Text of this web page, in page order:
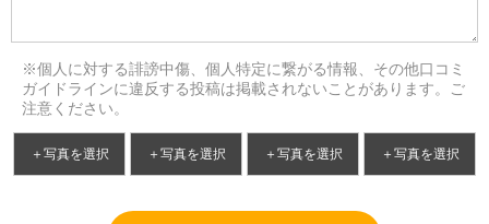
※個人に対する誹謗中傷、個人特定に繋がる情報、その他口コミ
ガイドラインに違反する投稿は掲載されないことがあります。ご
注意ください。
＋写真を選択 ＋写真を選択 ＋写真を選択 ＋写真を選択